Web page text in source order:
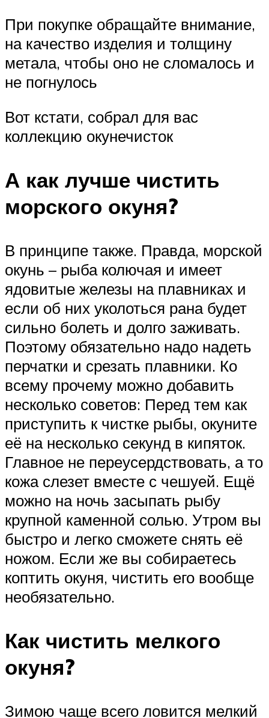
При покупке обращайте внимание,
на качество изделия и толщину
метала, чтобы оно не сломалось и
не погнулось
Вот кстати, собрал для вас
коллекцию окунечисток
А как лучше чистить
морского окуня?
В принципе также. Правда, морской
окунь – рыба колючая и имеет
ядовитые железы на плавниках и
если об них уколоться рана будет
сильно болеть и долго заживать.
Поэтому обязательно надо надеть
перчатки и срезать плавники. Ко
всему прочему можно добавить
несколько советов: Перед тем как
приступить к чистке рыбы, окуните
её на несколько секунд в кипяток.
Главное не переусердствовать, а то
кожа слезет вместе с чешуей. Ещё
можно на ночь засыпать рыбу
крупной каменной солью. Утром вы
быстро и легко сможете снять её
ножом. Если же вы собираетесь
коптить окуня, чистить его вообще
необязательно.
Как чистить мелкого
окуня?
Зимою чаще всего ловится мелкий